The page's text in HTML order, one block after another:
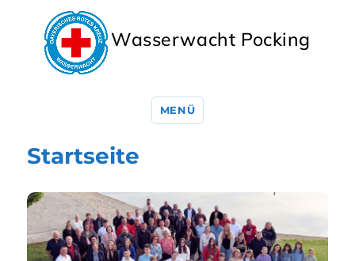
Wasserwacht Pocking
MENÜ
Startseite